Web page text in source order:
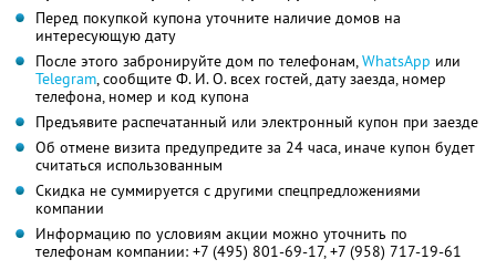
Перед покупкой купона уточните наличие домов на
интересующую дату
После этого забронируйте дом по телефонам,WhatsApp или
Telegram, сообщите Ф. И. О. всех гостей, дату заезда, номер
телефона, номер и код купона
Предъявите распечатанный или электронный купон при заезде
Об отмене визита предупредите за 24 часа, иначе купон будет
считаться использованным
Скидка не суммируется с другими спецпредложениями
компании
Информацию по условиям акции можно уточнить по
телефонам компании: +7 (495) 801-69-17, +7 (958) 717-19-61